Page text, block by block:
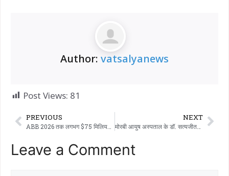
Author: vatsalyanews
Post Views: 81
PREVIOUS NEXT
मोरबी आयुष अस्पताल के डॉ. सत्यजीतसिंह जडेजा ने मरते हुए मरीज को नई जिंदगी दीमोरबी: मोरबी आयुष हॉस्पिटल के डॉ. सत्यजीतसिंह जडेजा ने एक मरते हुए मरीज़ को नई ज़िंदगी दी राजकोट: जब मेडिकल की दुनिया में उम्मीद की किरणें धुंधली हो जाती हैं, तो एक अनुभवी डॉक्टर की सूझबूझ और तुरंत फ़ैसले लेने की क्षमता चमत्कार कर देती है। ऐसा ही एक मामला हाल ही में आयुष हॉस्पिटल में देखने को मिला, जहाँ मशहूर डॉ. सत्यजीतसिंह जडेजा और उनकी टीम ने एक गंभीर रूप से बीमार मरीज़ को मौत के मुँह से बचाया और उसे नई ज़िंदगी दी। 3 मार्च, 2026 को, एक 63 साल के मरीज़ को बहुत ही गंभीर हालत में आयुष हॉस्पिटल के इमरजेंसी डिपार्टमेंट में लाया गया था। डॉ. सत्यजीतसिंह जडेजा की शुरुआती जाँच में चौंकाने वाली बातें सामने आईं। दिल की धड़कन: मरीज़ का दिल पूरी तरह से रुक गया था। ऑक्सीजन लेवल: ऑक्सीजन लेवल सिर्फ़ 50% तक गिर गया था। ब्लड प्रेशर (BP): BP इतना कम था कि उसे मापा नहीं जा सकता था। जंग जैसा इलाज और कामयाबी मरीज़ की गंभीर हालत और मौत को समझते हुए, डॉ. जडेजा ने बिना देर किए इलाज शुरू कर दिया। तुरंत उपाय: मरीज़ को तुरंत वेंटिलेटर पर रखा गया। CPR और पंपिंग: हॉस्पिटल की टीम ने आर्टिफिशियल CPR देकर दिल को पंप करना शुरू किया और ज़रूरी इमरजेंसी दवाएं दीं। चमत्कार: टीम की मेहनत रंग लाई और पूरी तरह से रुका हुआ दिल फिर से धड़कने लगा। इसके बाद, मरीज़ को ICU में शिफ्ट किया गया और डॉ. जडेजा की सीधी देखरेख में सही डायग्नोसिस और इलाज दिया गया। इस नामुमकिन लगने वाले मामले में, मेडिकल एक्सपर्टीज़ की वजह से, मरीज़ सिर्फ़ 6 दिनों में पूरी तरह ठीक हो गया और मुस्कुराते हुए चेहरे के साथ हॉस्पिटल से डिस्चार्ज हो गया। “क्रिटिकल केयर केस में समय बहुत कीमती होता है। जब कोई मरीज़ मर रहा होता है, तो सिर्फ़ सही फ़ैसले और टीमवर्क से ही जान बचाई जा सकती है।” – डॉ. सत्यजीतसिंह जडेजा आयुष हॉस्पिटल को मुश्किल और मुश्किल केस में लगातार मिल रही ऐसी कामयाबी मरीज़ों के लिए वरदान साबित हो रही है।
Leave a Comment